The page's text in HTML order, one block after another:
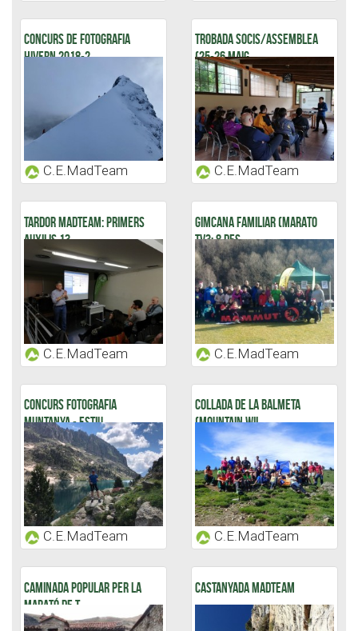
CONCURS DE FOTOGRAFIA
HIVERN 2018-2...
C.E.MadTeam
TROBADA SOCIS/ASSEMBLEA
(25-26 MAIG...
C.E.MadTeam
TARDOR MADTEAM: PRIMERS
AUXILIS 13...
C.E.MadTeam
GIMCANA FAMILIAR (MARATO
TV3: 8 DES...
C.E.MadTeam
CONCURS FOTOGRAFIA
MUNTANYA - ESTIU...
C.E.MadTeam
COLLADA DE LA BALMETA
(MOUNTAIN WIL...
C.E.MadTeam
CAMINADA POPULAR PER LA
MARATÓ DE T...
CASTANYADA MADTEAM